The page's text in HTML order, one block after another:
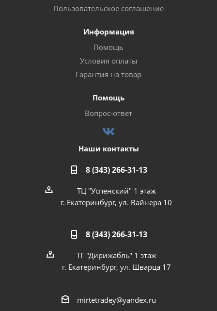
Пользовательское соглашение
Информация
Помощь
Условия оплаты
Гарантия на товар
Помощь
Вопрос-ответ
Наши контакты
8 (343) 266-31-13
ТЦ "Успенский" 1 этаж
г. Екатеринбург, ул. Вайнера 10
8 (343) 266-31-13
ТГ "Дирижабль" 1 этаж
г. Екатеринбург, ул. Шварца 17
mirtetradey@yandex.ru